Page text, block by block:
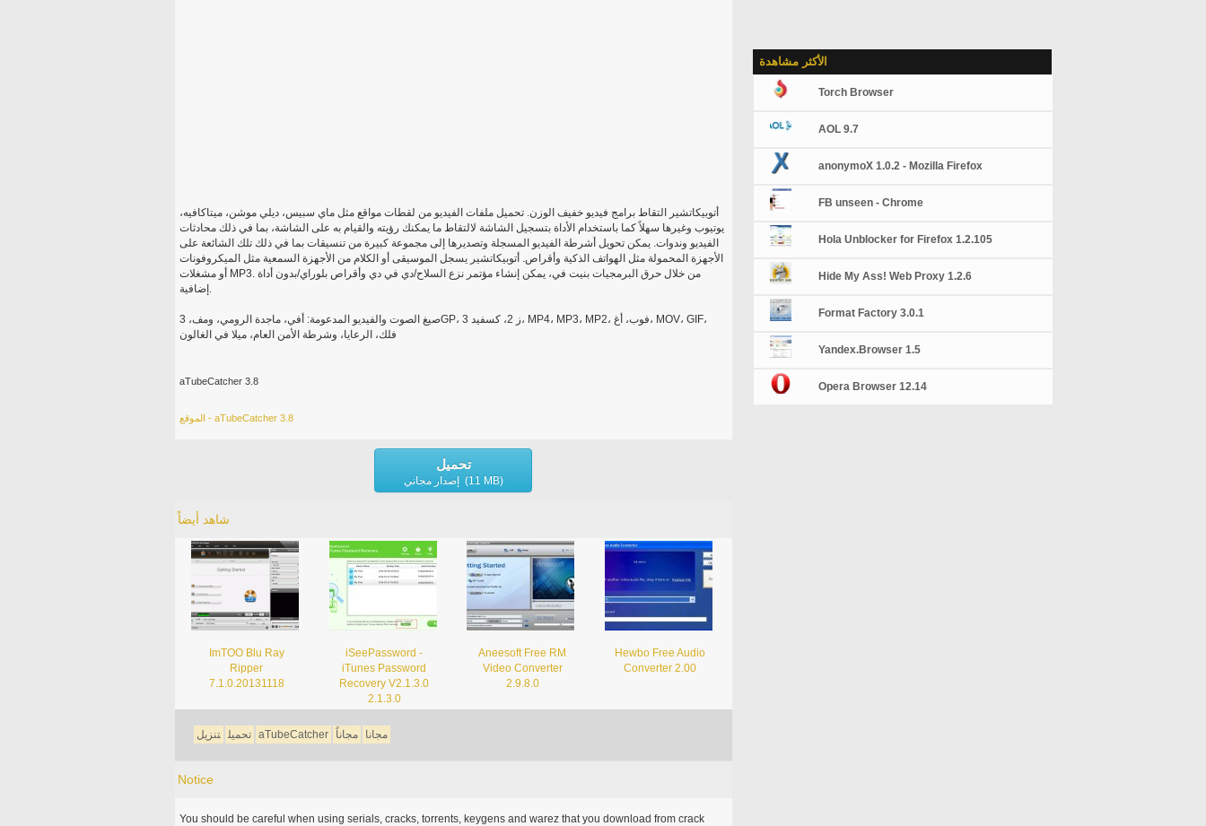
أتوبيكاتشير التقاط برامج فيديو خفيف الوزن. تحميل ملفات الفيديو من لقطات مواقع مثل ماي سبيس، ديلي موشن، ميتاكافيه،
يوتيوب وغيرها سهلاً كما باستخدام الأداة بتسجيل الشاشة لالتقاط ما يمكنك رؤيته والقيام به على الشاشة، بما في ذلك محادثات
الفيديو وندوات. يمكن تحويل أشرطة الفيديو المسجلة وتصديرها إلى مجموعة كبيرة من تنسيقات بما في ذلك تلك الشائعة على
الأجهزة المحمولة مثل الهواتف الذكية وأقراص. أتوبيكاتشير يسجل الموسيقى أو الكلام من الأجهزة السمعية مثل الميكروفونات
أو مشغلات MP3. من خلال حرق البرمجيات بنيت في، يمكن إنشاء مؤتمر نزع السلاح/دي في دي وأقراص بلوراي/بدون أداة
إضافية.
صيغ الصوت والفيديو المدعومة: أفي، ماجدة الرومي، ومف، 3GP، 3 ز 2، كسفيد، MP4، MP3، MP2، فوب، أغ، MOV، GIF،
فلك، الرعايا، وشرطة الأمن العام، ميلا في الغالون
aTubeCatcher 3.8
الموقع - aTubeCatcher 3.8
تحميل
إصدار مجاني (11 MB)
شاهد أيضاً
ImTOO Blu Ray
Ripper
7.1.0.20131118
iSeePassword -
iTunes Password
Recovery V2.1.3.0
2.1.3.0
Aneesoft Free RM
Video Converter
2.9.8.0
Hewbo Free Audio
Converter 2.00
تحميل تنزيل aTubeCatcher مجانا مجاناً
Notice
You should be careful when using serials, cracks, torrents, keygens and warez that you download from crack
الأكثر مشاهدة
Torch Browser
AOL 9.7
anonymoX 1.0.2 - Mozilla Firefox
FB unseen - Chrome
Hola Unblocker for Firefox 1.2.105
Hide My Ass! Web Proxy 1.2.6
Format Factory 3.0.1
Yandex.Browser 1.5
Opera Browser 12.14